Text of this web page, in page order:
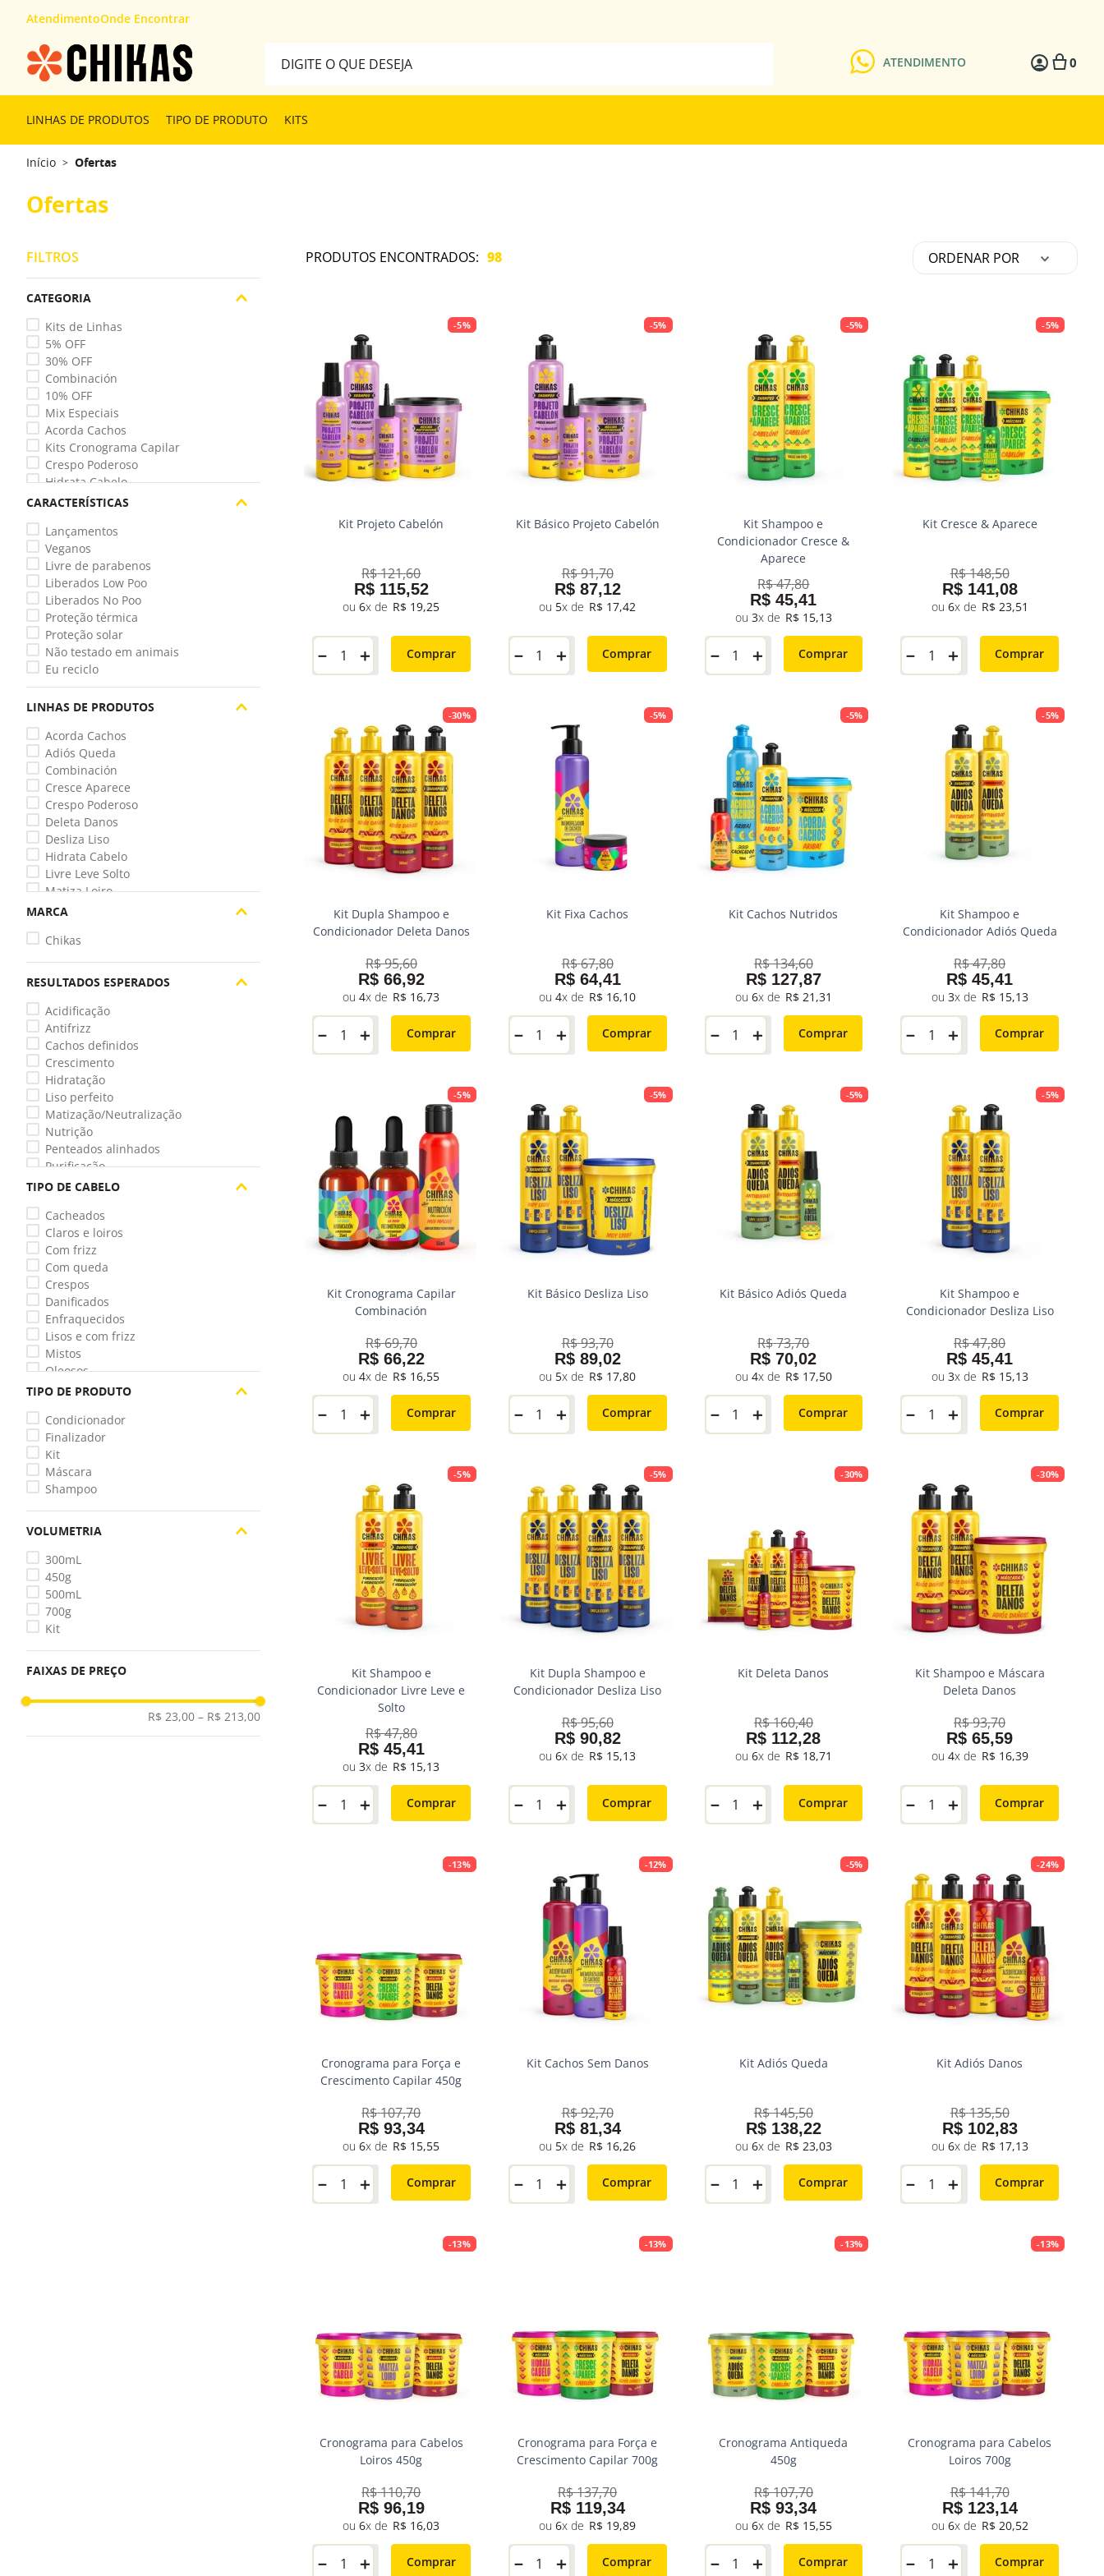
AtendimentoOnde Encontrar
ATENDIMENTO
0
LINHAS DE PRODUTOS TIPO DE PRODUTO KITS
Início > Ofertas
Ofertas
FILTROS
CATEGORIA
Kits de Linhas
5% OFF
30% OFF
Combinación
10% OFF
Mix Especiais
Acorda Cachos
Kits Cronograma Capilar
Crespo Poderoso
Hidrata Cabelo
Cresce e Aparece
Matiza Loiro
Desliza Liso
Deleta Danos
Projeto Cabelón
Livre, Leve e Solto
CARACTERÍSTICAS
Lançamentos
Veganos
Livre de parabenos
Liberados Low Poo
Liberados No Poo
Proteção térmica
Proteção solar
Não testado em animais
Eu reciclo
LINHAS DE PRODUTOS
Acorda Cachos
Adiós Queda
Combinación
Cresce Aparece
Crespo Poderoso
Deleta Danos
Desliza Liso
Hidrata Cabelo
Livre Leve Solto
Matiza Loiro
Mix Especial
MARCA
Chikas
RESULTADOS ESPERADOS
Acidificação
Antifrizz
Cachos definidos
Crescimento
Hidratação
Liso perfeito
Matização/Neutralização
Nutrição
Penteados alinhados
Purificação
Reconstrução
Redução de oleosidade
Redução de queda
Umectação
TIPO DE CABELO
Cacheados
Claros e loiros
Com frizz
Com queda
Crespos
Danificados
Enfraquecidos
Lisos e com frizz
Mistos
Oleosos
Pouco crescimento
Ressecados
Secos e desnutridos
Todo tipo de cabelo
TIPO DE PRODUTO
Condicionador
Finalizador
Kit
Máscara
Shampoo
VOLUMETRIA
300mL
450g
500mL
700g
Kit
FAIXAS DE PREÇO
R$ 23,00 – R$ 213,00
98 ORDENAR POR
-5%
Kit Projeto Cabelón
R$121,60
R$ 115,52
6 R$ 19,25
＋
－ Comprar
-5%
Kit Básico Projeto Cabelón
R$91,70
R$ 87,12
5 R$ 17,42
＋
－ Comprar
-5%
Kit Shampoo e
Condicionador Cresce &
Aparece
R$47,80
R$ 45,41
3 R$ 15,13
＋
－ Comprar
-5%
Kit Cresce & Aparece
R$148,50
R$ 141,08
6 R$ 23,51
＋
－ Comprar
-30%
Kit Dupla Shampoo e
Condicionador Deleta Danos
R$95,60
R$ 66,92
4 R$ 16,73
＋
－ Comprar
-5%
Kit Fixa Cachos
R$67,80
R$ 64,41
4 R$ 16,10
＋
－ Comprar
-5%
Kit Cachos Nutridos
R$134,60
R$ 127,87
6 R$ 21 ,31
＋
－ Comprar
-5%
Kit Shampoo e
Condicionador Adiós Queda
R$47,80
R$ 45,41
3 R$ 15,13
＋
－ Comprar
-5%
Kit Cronograma Capilar
Combinación
R$69,70
R$ 66,22
4 R$ 16,55
＋
－ Comprar
-5%
Kit Básico Desliza Liso
R$93,70
R$ 89,02
5 R$ 17,80
＋
－ Comprar
-5%
Kit Básico Adiós Queda
R$73,70
R$ 70,02
4 R$ 17,50
＋
－ Comprar
-5%
Kit Shampoo e
Condicionador Desliza Liso
R$47,80
R$ 45,41
3 R$ 15,13
＋
－ Comprar
-5%
Kit Shampoo e
Condicionador Livre Leve e
Solto
R$47,80
R$ 45,41
3 R$ 15,13
＋
－ Comprar
-5%
Kit Dupla Shampoo e
Condicionador Desliza Liso
R$95,60
R$ 90,82
6 R$ 15,13
＋
－ Comprar
-30%
Kit Deleta Danos
R$160,40
R$ 112,28
6 R$ 18,71
＋
－ Comprar
-30%
Kit Shampoo e Máscara
Deleta Danos
R$93,70
R$ 65,59
4 R$ 16,39
＋
－ Comprar
-13%
Cronograma para Força e
Crescimento Capilar 450g
R$107,70
R$ 93,34
6 R$ 15,55
＋
－ Comprar
-12%
Kit Cachos Sem Danos
R$92,70
R$ 81,34
5 R$ 16,26
＋
－ Comprar
-5%
Kit Adiós Queda
R$145,50
R$ 138,22
6 R$ 23,03
＋
－ Comprar
-24%
Kit Adiós Danos
R$135,50
R$ 102,83
6 R$ 17,13
＋
－ Comprar
-13%
Cronograma para Cabelos
Loiros 450g
R$110,70
R$ 96,19
6 R$ 16,03
＋
－ Comprar
-13%
Cronograma para Força e
Crescimento Capilar 700g
R$137,70
R$ 119,34
6 R$ 19,89
＋
－ Comprar
-13%
Cronograma Antiqueda
450g
R$107,70
R$ 93,34
6 R$ 15,55
＋
－ Comprar
-13%
Cronograma para Cabelos
Loiros 700g
R$141,70
R$ 123,14
6 R$ 20,52
＋
－ Comprar